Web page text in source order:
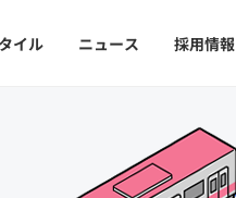
イル ニュース 採用情報
Message from CEO
代表メッセージ